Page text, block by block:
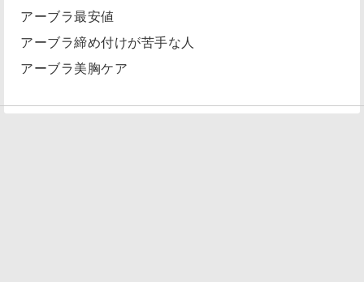
アーブラ最安値
アーブラ締め付けが苦手な人
アーブラ美胸ケア